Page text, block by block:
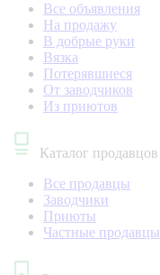
Все объявления
На продажу
В добрые руки
Вязка
Потерявшиеся
От заводчиков
Из приютов
Каталог продавцов
Все продавцы
Заводчики
Приюты
Частные продавцы